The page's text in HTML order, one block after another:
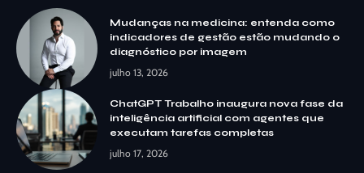
Mudanças na medicina: entenda como
indicadores de gestão estão mudando o
diagnóstico por imagem
julho 13, 2026
ChatGPT Trabalho inaugura nova fase da
inteligência artificial com agentes que
executam tarefas completas
julho 17, 2026